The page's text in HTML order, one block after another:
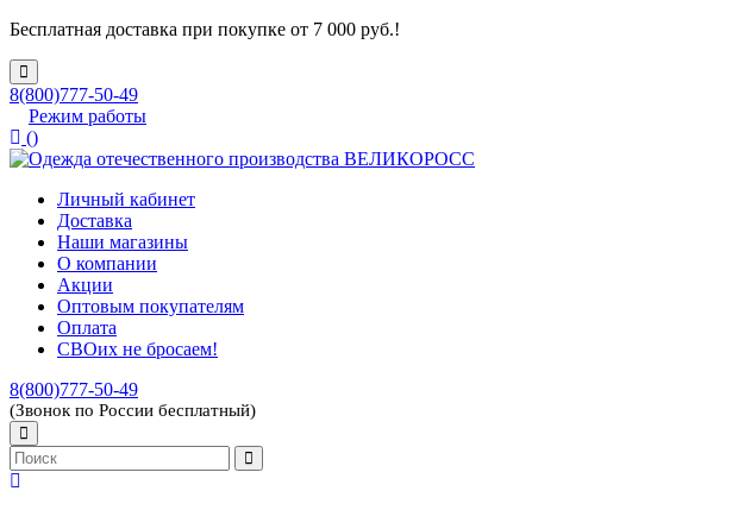
Бесплатная доставка при покупке от 7 000 руб.!
8(800)777-50-49
Режим работы
()
Личный кабинет
Доставка
Наши магазины
О компании
Акции
Оптовым покупателям
Оплата
СВОих не бросаем!
8(800)777-50-49
(Звонок по России бесплатный)